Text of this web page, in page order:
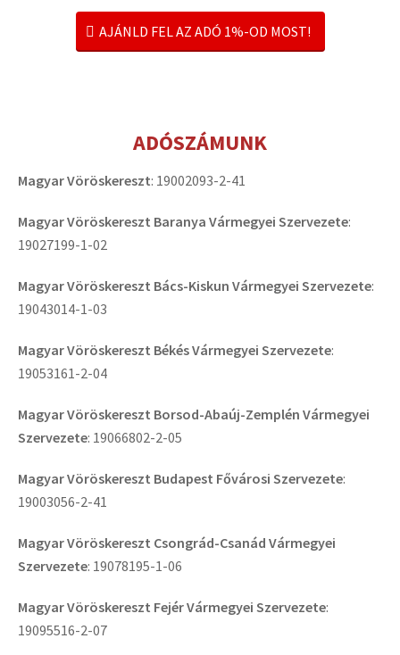
AJÁNLD FEL AZ ADÓ 1%-OD MOST!
ADÓSZÁMUNK
Magyar Vöröskereszt: 19002093-2-41
Magyar Vöröskereszt Baranya Vármegyei Szervezete:
19027199-1-02
Magyar Vöröskereszt Bács-Kiskun Vármegyei Szervezete:
19043014-1-03
Magyar Vöröskereszt Békés Vármegyei Szervezete:
19053161-2-04
Magyar Vöröskereszt Borsod-Abaúj-Zemplén Vármegyei
Szervezete: 19066802-2-05
Magyar Vöröskereszt Budapest Fővárosi Szervezete:
19003056-2-41
Magyar Vöröskereszt Csongrád-Csanád Vármegyei
Szervezete: 19078195-1-06
Magyar Vöröskereszt Fejér Vármegyei Szervezete:
19095516-2-07